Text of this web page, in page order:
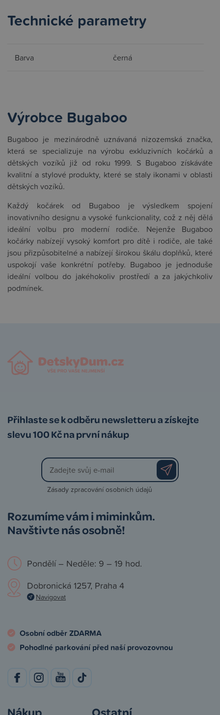
Technické parametry
Barva černá
Výrobce Bugaboo
Bugaboo je mezinárodně uznávaná nizozemská značka,
která se specializuje na výrobu exkluzivních kočárků a
dětských vozíků již od roku 1999. S Bugaboo získáváte
kvalitní a stylové produkty, které se staly ikonami v oblasti
dětských vozíků.
Každý kočárek od Bugaboo je výsledkem spojení
inovativního designu a vysoké funkcionality, což z něj dělá
ideální volbu pro moderní rodiče. Nejenže Bugaboo
kočárky nabízejí vysoký komfort pro dítě i rodiče, ale také
jsou přizpůsobitelné a nabízejí širokou škálu doplňků, které
uspokojí vaše konkrétní potřeby. Bugaboo je jednoduše
ideální volbou do jakéhokoliv prostředí a za jakýchkoliv
podmínek.
Přihlaste se k odběru newsletteru a získejte
slevu 100 Kč na první nákup
Zásady zpracování osobních údajů
Rozumíme vám i miminkům.
Navštivte nás osobně!
Pondělí – Neděle: 9 – 19 hod.
Dobronická 1257, Praha 4
Navigovat
Osobní odběr ZDARMA
Pohodlné parkování před naší provozovnou
Nákup Ostatní